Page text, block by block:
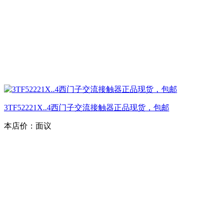
3TF52221X..4西门子交流接触器正品现货，包邮
本店价： 面议